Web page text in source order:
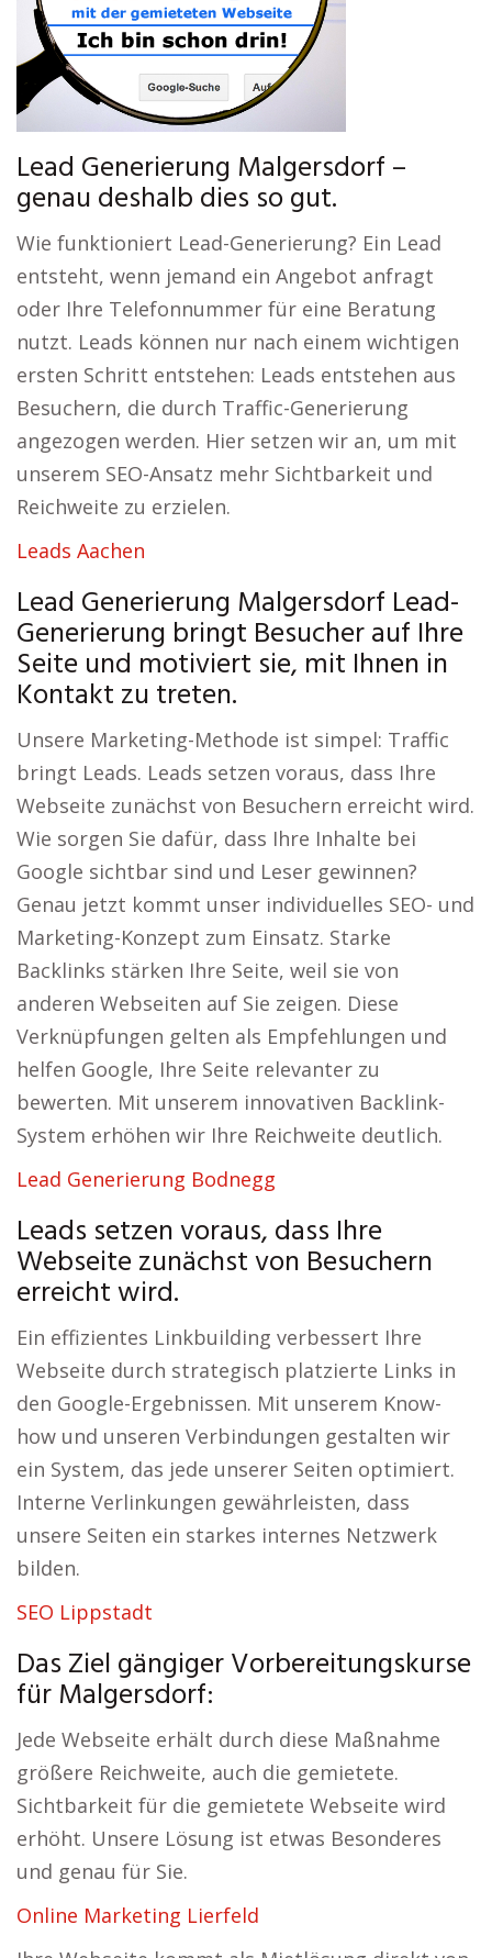
Lead Generierung Malgersdorf –
genau deshalb dies so gut.
Wie funktioniert Lead-Generierung? Ein Lead
entsteht, wenn jemand ein Angebot anfragt
oder Ihre Telefonnummer für eine Beratung
nutzt. Leads können nur nach einem wichtigen
ersten Schritt entstehen: Leads entstehen aus
Besuchern, die durch Traffic-Generierung
angezogen werden. Hier setzen wir an, um mit
unserem SEO-Ansatz mehr Sichtbarkeit und
Reichweite zu erzielen.
Leads Aachen
Lead Generierung Malgersdorf Lead-
Generierung bringt Besucher auf Ihre
Seite und motiviert sie, mit Ihnen in
Kontakt zu treten.
Unsere Marketing-Methode ist simpel: Traffic
bringt Leads. Leads setzen voraus, dass Ihre
Webseite zunächst von Besuchern erreicht wird.
Wie sorgen Sie dafür, dass Ihre Inhalte bei
Google sichtbar sind und Leser gewinnen?
Genau jetzt kommt unser individuelles SEO- und
Marketing-Konzept zum Einsatz. Starke
Backlinks stärken Ihre Seite, weil sie von
anderen Webseiten auf Sie zeigen. Diese
Verknüpfungen gelten als Empfehlungen und
helfen Google, Ihre Seite relevanter zu
bewerten. Mit unserem innovativen Backlink-
System erhöhen wir Ihre Reichweite deutlich.
Lead Generierung Bodnegg
Leads setzen voraus, dass Ihre
Webseite zunächst von Besuchern
erreicht wird.
Ein effizientes Linkbuilding verbessert Ihre
Webseite durch strategisch platzierte Links in
den Google-Ergebnissen. Mit unserem Know-
how und unseren Verbindungen gestalten wir
ein System, das jede unserer Seiten optimiert.
Interne Verlinkungen gewährleisten, dass
unsere Seiten ein starkes internes Netzwerk
bilden.
SEO Lippstadt
Das Ziel gängiger Vorbereitungskurse
für Malgersdorf:
Jede Webseite erhält durch diese Maßnahme
größere Reichweite, auch die gemietete.
Sichtbarkeit für die gemietete Webseite wird
erhöht. Unsere Lösung ist etwas Besonderes
und genau für Sie.
Online Marketing Lierfeld